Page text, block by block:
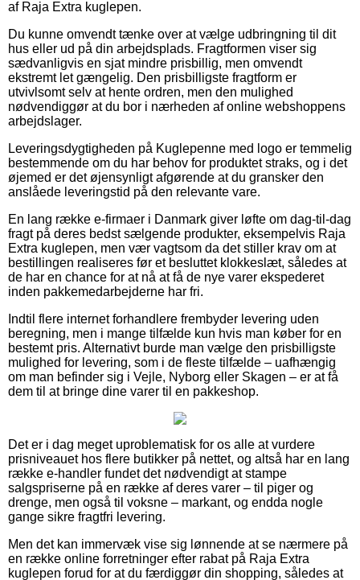
af Raja Extra kuglepen.
Du kunne omvendt tænke over at vælge udbringning til dit
hus eller ud på din arbejdsplads. Fragtformen viser sig
sædvanligvis en sjat mindre prisbillig, men omvendt
ekstremt let gængelig. Den prisbilligste fragtform er
utvivlsomt selv at hente ordren, men den mulighed
nødvendiggør at du bor i nærheden af online webshoppens
arbejdslager.
Leveringsdygtigheden på Kuglepenne med logo er temmelig
bestemmende om du har behov for produktet straks, og i det
øjemed er det øjensynligt afgørende at du gransker den
anslåede leveringstid på den relevante vare.
En lang række e-firmaer i Danmark giver løfte om dag-til-dag
fragt på deres bedst sælgende produkter, eksempelvis Raja
Extra kuglepen, men vær vagtsom da det stiller krav om at
bestillingen realiseres før et besluttet klokkeslæt, således at
de har en chance for at nå at få de nye varer ekspederet
inden pakkemedarbejderne har fri.
Indtil flere internet forhandlere frembyder levering uden
beregning, men i mange tilfælde kun hvis man køber for en
bestemt pris. Alternativt burde man vælge den prisbilligste
mulighed for levering, som i de fleste tilfælde – uafhængig
om man befinder sig i Vejle, Nyborg eller Skagen – er at få
dem til at bringe dine varer til en pakkeshop.
Det er i dag meget uproblematisk for os alle at vurdere
prisniveauet hos flere butikker på nettet, og altså har en lang
række e-handler fundet det nødvendigt at stampe
salgspriserne på en række af deres varer – til piger og
drenge, men også til voksne – markant, og endda nogle
gange sikre fragtfri levering.
Men det kan immervæk vise sig lønnende at se nærmere på
en række online forretninger efter rabat på Raja Extra
kuglepen forud for at du færdiggør din shopping, således at